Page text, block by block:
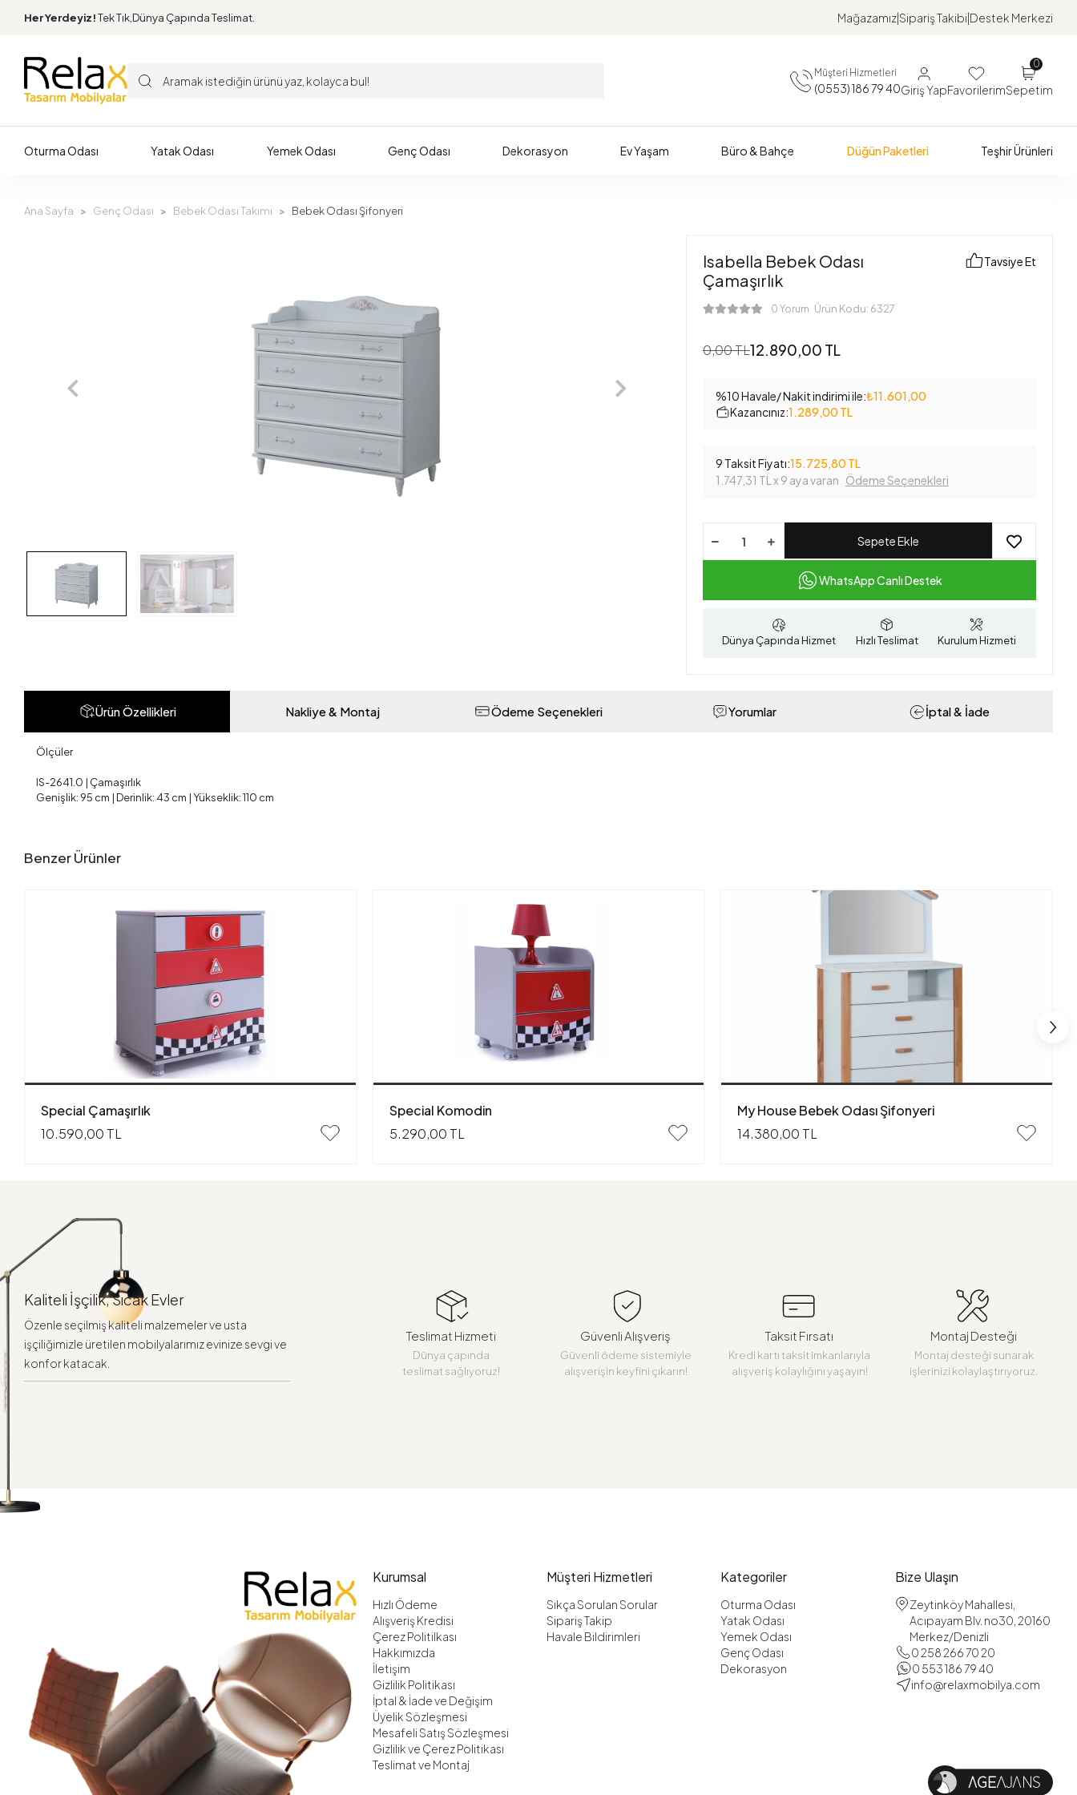
Her Yerdeyiz!Tek Tık,Dünya Çapında Teslimat. MağazamızSipariş Takibi Destek Merkezi
Müşteri Hizmetleri
(0553) 186 79 40Giriş YapFavorilerim
0
Sepetim
Oturma Odası Yatak Odası Yemek Odası Genç Odası Dekorasyon Ev Yaşam Büro & Bahçe Düğün Paketleri Teşhir Ürünleri
Ana Sayfa Genç Odası Bebek Odası Takımı Bebek Odası Şifonyeri
Isabella Bebek Odası
Çamaşırlık
0 Yorum Ürün Kodu: 6327
Tavsiye Et
0,00 TL12.890,00 TL
%10 Havale/ Nakit indirimi ile:₺11.601,00
Kazancınız:1.289,00 TL
9 Taksit Fiyatı:15.725,80 TL
1.747,31 TL x 9 aya varan Ödeme Seçenekleri
Sepete Ekle
WhatsApp Canlı Destek
Dünya Çapında Hizmet Hızlı Teslimat Kurulum Hizmeti
Ürün Özellikleri Nakliye & Montaj Ödeme Seçenekleri Yorumlar İptal & İade
Ölçüler
IS-2641.0 | Çamaşırlık
Genişlik: 95 cm | Derinlik: 43 cm | Yükseklik: 110 cm
Benzer Ürünler
Special Çamaşırlık
10.590,00 TL
Special Komodin
5.290,00 TL
My House Bebek Odası Şifonyeri
14.380,00 TL
Kaliteli İşçilik, Sıcak Evler
Özenle seçilmiş kaliteli malzemeler ve usta
işçiliğimizle üretilen mobilyalarımız evinize sevgi ve
konfor katacak.
Teslimat Hizmeti
Dünya çapında
teslimat sağlıyoruz!
Güvenli Alışveriş
Güvenli ödeme sistemiyle
alışverişin keyfini çıkarın!
Taksit Fırsatı
Kredi kartı taksit imkanlarıyla
alışveriş kolaylığını yaşayın!
Montaj Desteği
Montaj desteği sunarak
işlerinizi kolaylaştırıyoruz.
Kurumsal
Hızlı Ödeme
Alışveriş Kredisi
Çerez Politilkası
Hakkımızda
İletişim
Gizlilik Politikası
İptal & İade ve Değişim
Üyelik Sözleşmesi
Mesafeli Satış Sözleşmesi
Gizlilik ve Çerez Politikası
Teslimat ve Montaj
Müşteri Hizmetleri
Sıkça Sorulan Sorular
Sipariş Takip
Havale Bildirimleri
Kategoriler
Oturma Odası
Yatak Odası
Yemek Odası
Genç Odası
Dekorasyon
Bize Ulaşın
Zeytinköy Mahallesi,
Acıpayam Blv. no30, 20160
Merkez/Denizli
0 258 266 70 20
0 553 186 79 40
info@relaxmobilya.com